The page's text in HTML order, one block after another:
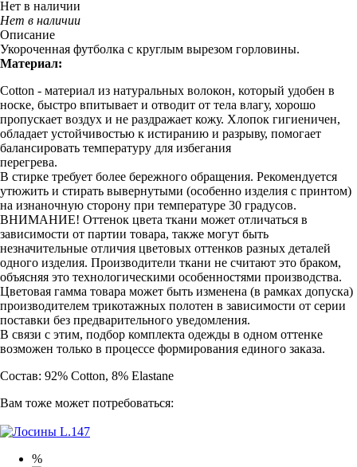
Нет в наличии
Нет в наличии
Описание
Укороченная футболка с круглым вырезом горловины.
Материал:
Cotton - материал из натуральных волокон, который удобен в
носке, быстро впитывает и отводит от тела влагу, хорошо
пропускает воздух и не раздражает кожу. Хлопок гигиеничен,
обладает устойчивостью к истиранию и разрыву, помогает
балансировать температуру для избегания
перегрева.
В стирке требует более бережного обращения. Рекомендуется
утюжить и стирать вывернутыми (особенно изделия с принтом)
на изнаночную сторону при температуре 30 градусов.
ВНИМАНИЕ! Оттенок цвета ткани может отличаться в
зависимости от партии товара, также могут быть
незначительные отличия цветовых оттенков разных деталей
одного изделия. Производители ткани не считают это браком,
объясняя это технологическими особенностями производства.
Цветовая гамма товара может быть изменена (в рамках допуска)
производителем трикотажных полотен в зависимости от серии
поставки без предварительного уведомления.
В связи с этим, подбор комплекта одежды в одном оттенке
возможен только в процессе формирования единого заказа.
Состав: 92% Cotton, 8% Elastane
Вам тоже может потребоваться:
%